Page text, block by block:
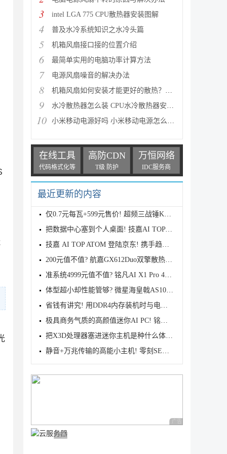
3 intel LGA 775 CPU散热器安装图解
4 普及水冷系统知识之水冷头篇
5 机箱风扇接口接的位置介绍
6 最简单实用的电脑功率计算方法
7 电源风扇噪音的解决办法
8 机箱风扇如何安装才能更好的散热？五种机箱风道方案详
9 水冷散热器怎么装 CPU水冷散热器安装详细教程图解
10 小米移动电源好吗 小米移动电源怎么样 小米移动电源评
在线工具
代码格式化等
高防CDN
T级 防护
万恒网络
IDC服务商
最近更新的内容
仅0.7元每瓦+599元售价! 超频三战锤KN850 ATX 3.1电源
把数据中心塞到个人桌面! 技嘉AI TOP ATOM迷你桌面AI
技嘉 AI TOP ATOM 登陆京东! 携手趋境科技打造"
200元值不值? 航嘉GX612Duo双擎散热器首发测评
准系统4999元值不值? 铭凡AI X1 Pro 470迷你主机首发
体型超小却性能管够? 微星海皇戟AS10升小电脑测评
省钱有讲究! 用DDR4内存装机时与电源匹配问题总结
极具商务气质的高颜值迷你AI PC! 铭凡MS-S1 MAX桌面AI
把X3D处理器塞进迷你主机是种什么体验? ROG魔霸9 MINI
静音+万兆传输的高能小主机! 零刻SER9MAX迷你主机深度
广告 商业广告，理性
广告 商业广告，理性选择